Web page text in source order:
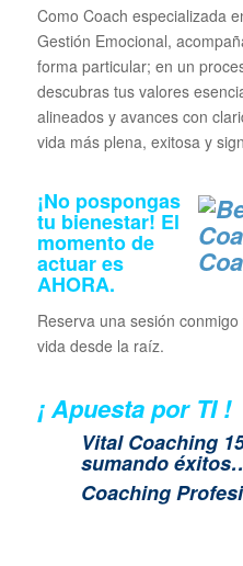
Como Coach especializada
Gestión Emocional,
forma particular; en un
descubras tus valores
alineados y avances con
vida más plena, exitosa y
¡No pospongas
tu bienestar! El
momento de
actuar es
AHORA.
Reserva una sesión
vida desde la raíz.
¡ Apuesta por TI !
Vital Coaching
sumando
Coaching